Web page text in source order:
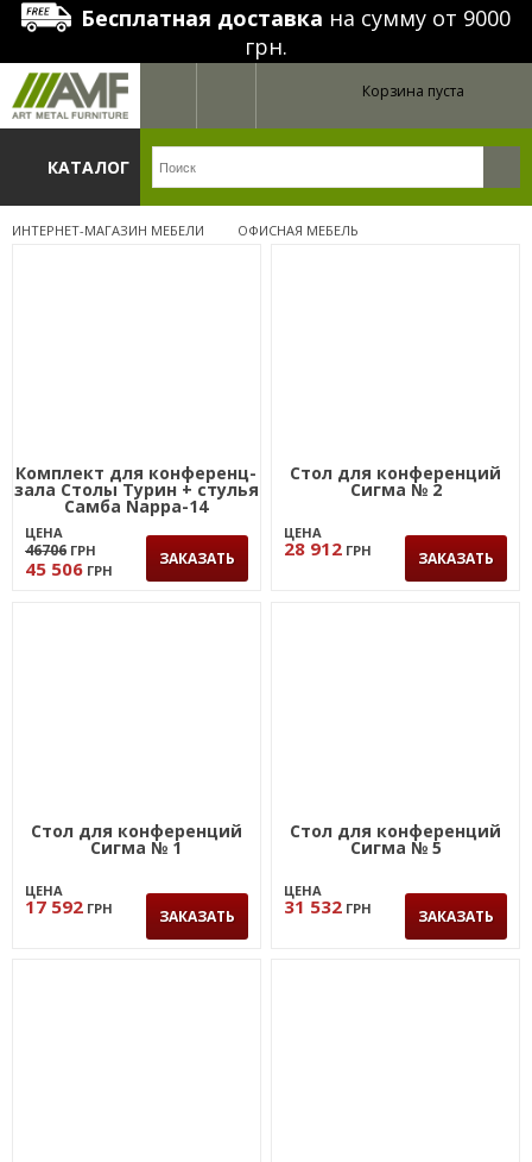
Бесплатная доставка на сумму от 9000
грн.
Корзина пуста
КАТАЛОГ
ИНТЕРНЕТ-МАГАЗИН МЕБЕЛИ ОФИСНАЯ МЕБЕЛЬ
Комплект для конференц-
зала Столы Турин + стулья
Самба Nappa-14
ЦЕНА
46706 ГРН
45 506 ГРН
ЗАКАЗАТЬ
Стол для конференций
Сигма № 2
ЦЕНА
28 912 ГРН ЗАКАЗАТЬ
Стол для конференций
Сигма № 1
ЦЕНА
17 592 ГРН ЗАКАЗАТЬ
Стол для конференций
Сигма № 5
ЦЕНА
31 532 ГРН ЗАКАЗАТЬ